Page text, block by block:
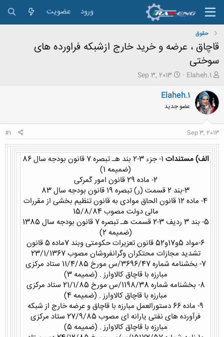
ورود عضویت
حقوق
قاچاق ، عرضه و خرید خارج ازشبکه فراورده های
سوختی
ش
و
ع
ک
ه
م
Elaheh.1
ت
ر
خ
ع
Sep 3, 2013
Elaheh.1
عضو جدید
Sep 3, 2013
#1
الف) مستندات
1- جزء 3-2 بند هـ تبصره 7 قانون بودجه سال 86
(ضمیمه 1)
2- ماده 29 قانون امور گمرکی
3-بند 2 قسمت (ر) تبصره 19 قانون بودجه سال 83
4- ماده 12 قانون الحاق موادی به قانون تنظیم بخشی از مقررات
مالی دولت مصوب 15/8/84
5- بند 3 ردیف 3-2 قسمت هـ تبصره 7 قانون بودجه سال 1385
(ضمیمه 2)
6-مواد 5و17و52 قانون تعزیرات حکومتی وبند 7ماده 5 قانون
تشدید مجازات محتکران وگرانفروشان مصوب 23/1/1367
7- بخشنامه شماره 3696/47/س مورخ 11/4/85 ستاد مرکزی
مبارزه با قاچاق کالاوارز . (ضمیمه 3)
8- بخشنامه شماره 1198/38/س مورخ 21/1/85 ستاد مرکزی
مبارزه با قاچاق کالاوارز . (ضمیمه 4)
9- ماده 66 دستورالعمل مبارزه با قاچاق و عرضه خارج از شبکه
فرآورده های نفتی یارانه ای مصوب 27/9/85 ستاد مرکزی
مبارزه با قاچاق کالاوارز . (ضمیمه 5)